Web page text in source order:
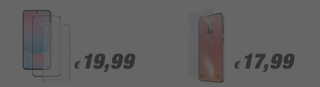
Beeindruckende Power, um viel zu
erledigen
€ 19,99
€ 19,99 € 17,99
€ 17,99